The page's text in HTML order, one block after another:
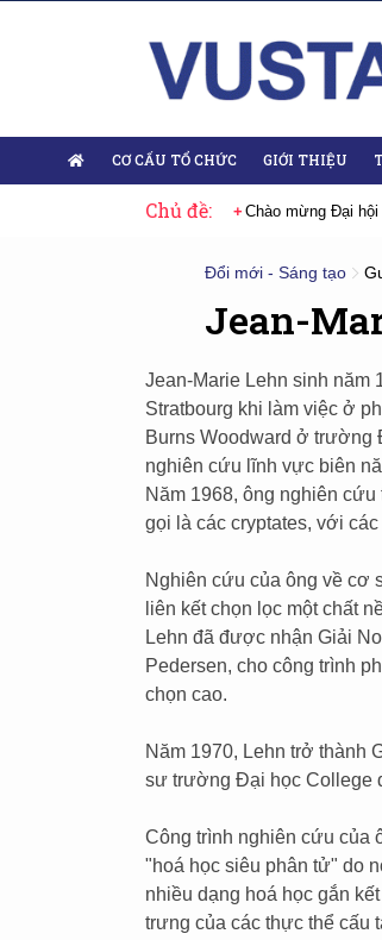
CƠ CẤU TỔ CHỨC GIỚI THIỆU
Chủ đề:
hội lần thứ XIV của Đảng Chào mừng Đại hội
Đổi mới - Sáng tạo
Jean-
Jean-Marie Lehn sinh năm
Stratbourg khi làm việc ở
Burns Woodward ở trường
nghiên cứu lĩnh vực biên
Năm 1968, ông nghiên
gọi là các cryptates, với
Nghiên cứu của ông về cơ
liên kết chọn lọc một chất
Lehn đã được nhận Giải
Pedersen, cho công trình
chọn cao.
Năm 1970, Lehn trở thành
sư trường Đại học College
Công trình nghiên cứu của
"hoá học siêu phân tử" do
nhiều dạng hoá học gắn
trưng của các thực thể cấu